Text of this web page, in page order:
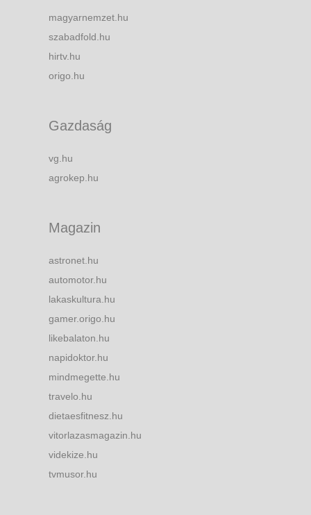
magyarnemzet.hu
szabadfold.hu
hirtv.hu
origo.hu
Gazdaság
vg.hu
agrokep.hu
Magazin
astronet.hu
automotor.hu
lakaskultura.hu
gamer.origo.hu
likebalaton.hu
napidoktor.hu
mindmegette.hu
travelo.hu
dietaesfitnesz.hu
vitorlazasmagazin.hu
videkize.hu
tvmusor.hu